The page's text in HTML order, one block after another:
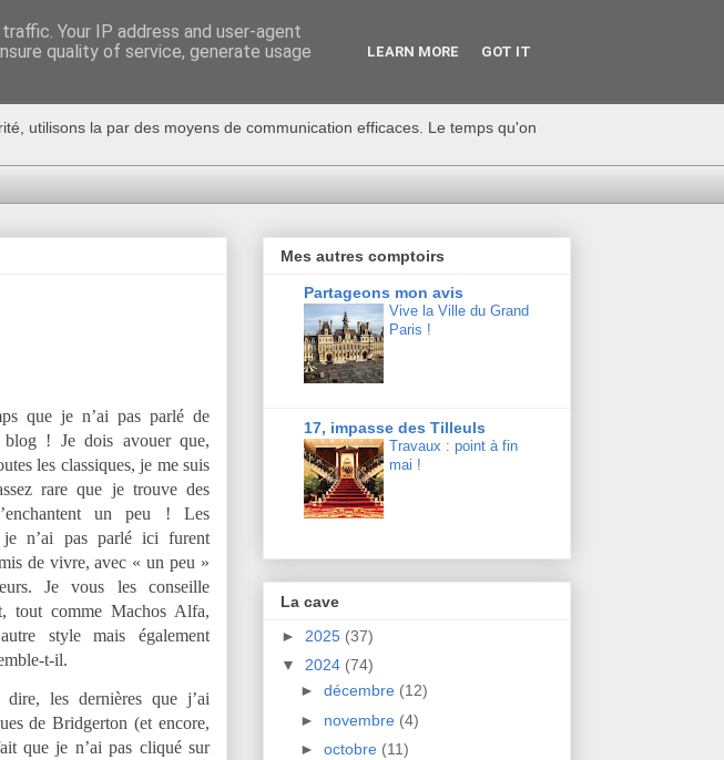
utilisons la par des moyens de communication efficaces. Le temps qu'on
que je n’ai pas parlé de
blog ! Je dois avouer que,
les classiques, je me suis
rare que je trouve des
un peu ! Les
je n’ai pas parlé ici furent
de vivre, avec « un peu »
Je vous les conseille
tout comme Machos Alfa,
style mais également
t-il.
les dernières que j’ai
de Bridgerton (et encore,
que je n’ai pas cliqué sur
Mes autres comptoirs
Partageons mon avis
Vive la Ville du Grand
Paris !
17, impasse des Tilleuls
Travaux : point à fin
mai !
La cave
► 2025 (37)
▼ 2024 (74)
► décembre (12)
► novembre (4)
► octobre (11)
Your IP address and user-agent
quality of service, generate usage
LEARN MORE GOT IT